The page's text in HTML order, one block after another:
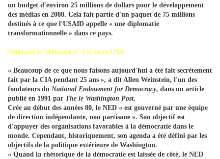
un budget d'environ 25 millions de dollars pour le développement
des médias en 2008. Cela fait partie d'un paquet de 75 millions
destinés à ce que l'USAID appelle « une diplomatie
transformationnelle » dans ce pays.
Finançant la "démocratie" à la sauce USA
« Beaucoup de ce que nous faisons aujourd'hui a été fait secrètement
fait par la CIA pendant 25 ans », a dit Allen Weinstein, l'un des
fondateurs du National Endowment for Democracy, dans un article
publié en 1991 par The le Washington Post.
Crée au début des années 80, le NED « est gouverné par une équipe
de direction indépendante, non partisane ». Son objectif est
d'appuyer des organisations favorables à la démocratie dans le
monde. Cependant, historiquement, son agenda a été défini par les
objectifs de la politique extérieure de Washington.
« Quand la rhétorique de la démocratie est laissée de côté, le NED